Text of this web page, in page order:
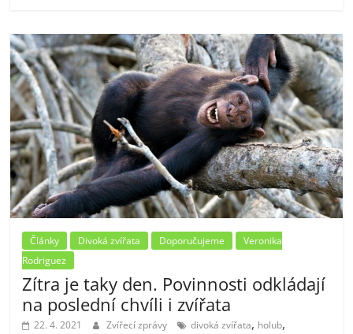
Články Divoká zvířata Doporučujeme
Veronika
Rodriguez
Zítra je taky den. Povinnosti odkládají
na poslední chvíli i zvířata
22. 4. 2021 Zvířecí zprávy divoká zvířata, holub,